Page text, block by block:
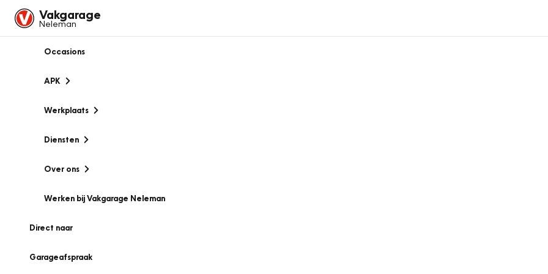
Vakgarage
Neleman
Occasions
APK
Werkplaats
Diensten
Over ons
Werken bij Vakgarage Neleman
Direct naar
Garageafspraak